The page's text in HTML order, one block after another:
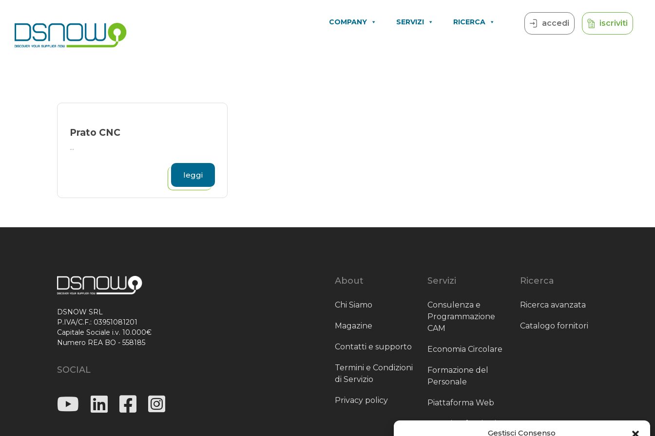
Gestisci Consenso
content
COMPANY SERVIZI RICERCA accedi iscriviti
Prato CNC
...
leggi
DSNOW SRL
P.IVA/C.F.: 03951081201
Capitale Sociale i.v. 10.000€
Numero REA BO - 558185
SOCIAL
About
Chi Siamo
Magazine
Contatti e supporto
Termini e Condizioni
di Servizio
Privacy policy
Servizi
Consulenza e
Programmazione
CAM
Economia Circolare
Formazione del
Personale
Piattaforma Web
Scouting fornitori
Ricerca
Ricerca avanzata
Catalogo fornitori